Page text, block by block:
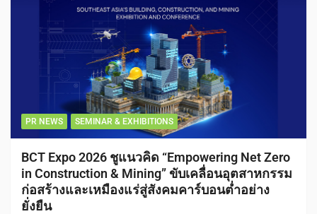
PR NEWS SEMINAR & EXHIBITIONS
BCT Expo 2026 ชูแนวคิด “Empowering Net Zero
in Construction & Mining” ขับเคลื่อนอุตสาหกรรม
ก่อสร้างและเหมืองแร่สู่สังคมคาร์บอนต่ำอย่าง
ยั่งยืน